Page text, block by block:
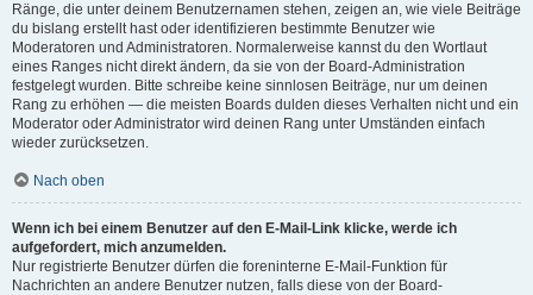
Ränge, die unter deinem Benutzernamen stehen, zeigen an, wie viele Beiträge
du bislang erstellt hast oder identifizieren bestimmte Benutzer wie
Moderatoren und Administratoren. Normalerweise kannst du den Wortlaut
eines Ranges nicht direkt ändern, da sie von der Board-Administration
festgelegt wurden. Bitte schreibe keine sinnlosen Beiträge, nur um deinen
Rang zu erhöhen — die meisten Boards dulden dieses Verhalten nicht und ein
Moderator oder Administrator wird deinen Rang unter Umständen einfach
wieder zurücksetzen.
Nach oben
Wenn ich bei einem Benutzer auf den E-Mail-Link klicke, werde ich
aufgefordert, mich anzumelden.
Nur registrierte Benutzer dürfen die foreninterne E-Mail-Funktion für
Nachrichten an andere Benutzer nutzen, falls diese von der Board-